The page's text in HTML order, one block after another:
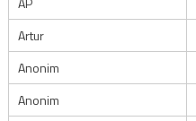
Artur
Anonim
Anonim